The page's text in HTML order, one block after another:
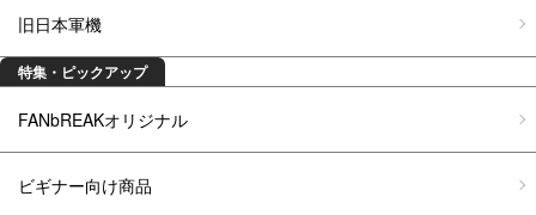
旧日本軍機
特集・ピックアップ
FANbREAKオリジナル
ビギナー向け商品